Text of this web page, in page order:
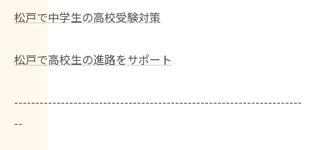
松戸で中学生の高校受験対策
松戸で高校生の進路をサポート
--------------------------------------------------------------------
--